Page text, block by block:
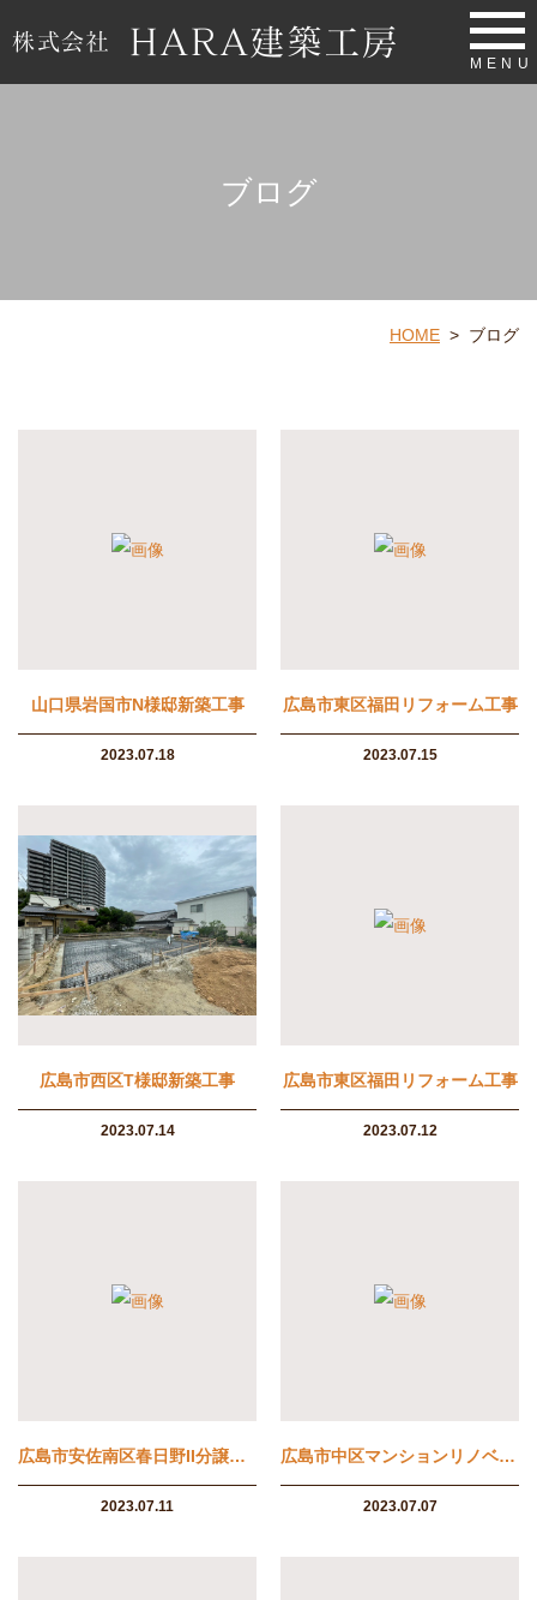
MENU
ブログ
HOME > ブログ
山口県岩国市N様邸新築工事
2023.07.18
広島市東区福田リフォーム工事
2023.07.15
広島市西区T様邸新築工事
2023.07.14
広島市東区福田リフォーム工事
2023.07.12
広島市安佐南区春日野II分譲住宅
2023.07.11
広島市中区マンションリノベーション工事
2023.07.07